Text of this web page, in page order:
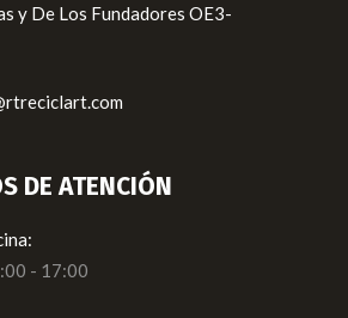
y De Los Fundadores OE3-
DE ATENCIÓN
- 17:00